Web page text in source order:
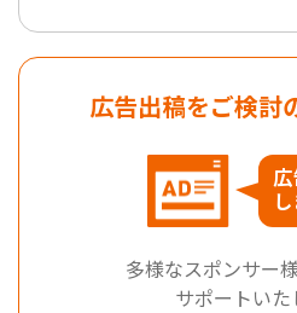
広告出稿をご検討
広
多様なスポンサー
サポートいた